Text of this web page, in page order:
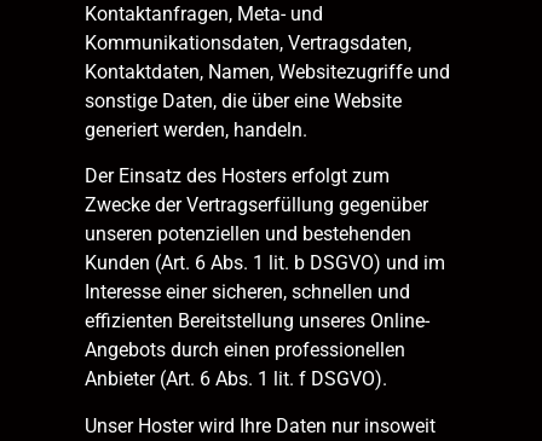
Kontaktanfragen, Meta- und
Kommunikationsdaten, Vertragsdaten,
Kontaktdaten, Namen, Websitezugriffe und
sonstige Daten, die über eine Website
generiert werden, handeln.
Der Einsatz des Hosters erfolgt zum
Zwecke der Vertragserfüllung gegenüber
unseren potenziellen und bestehenden
Kunden (Art. 6 Abs. 1 lit. b DSGVO) und im
Interesse einer sicheren, schnellen und
effizienten Bereitstellung unseres Online-
Angebots durch einen professionellen
Anbieter (Art. 6 Abs. 1 lit. f DSGVO).
Unser Hoster wird Ihre Daten nur insoweit